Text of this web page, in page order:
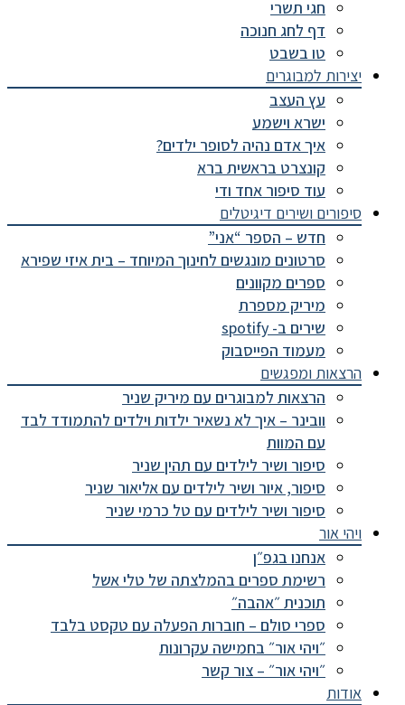
חגי תשרי
דף לחג חנוכה
טו בשבט
יצירות למבוגרים
עץ העצב
ישרא וישמע
איך אדם נהיה לסופר ילדים?
קונצרט בראשית ברא
עוד סיפור אחד ודי
סיפורים ושירים דיגיטלים
חדש – הספר “אני”
סרטונים מונגשים לחינוך המיוחד – בית איזי שפירא
ספרים מקוונים
מיריק מספרת
שירים ב- spotify
מעמוד הפייסבוק
הרצאות ומפגשים
הרצאות למבוגרים עם מיריק שניר
וובינר – איך לא נשאיר ילדות וילדים להתמודד לבד
עם המוות
סיפור ושיר לילדים עם תהין שניר
סיפור, איור ושיר לילדים עם אליאור שניר
סיפור ושיר לילדים עם טל כרמי שניר
ויהי אור
אנחנו בגפ״ן
רשימת ספרים בהמלצתה של טלי אשל
תוכנית ״אהבה״
ספרי סולם – חוברות הפעלה עם טקסט בלבד
״ויהי אור״ בחמישה עקרונות
״ויהי אור״ – צור קשר
אודות